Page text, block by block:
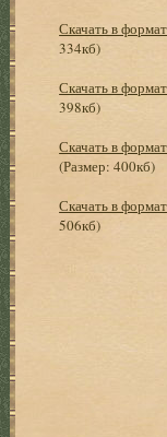
Скачать в
334кб)
Скачать в
398кб)
Скачать в
(Размер: 400кб)
Скачать в
506кб)